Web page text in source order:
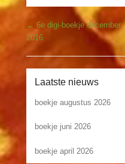
Bericht navigatie
← 6e digi-boekje december
2016
Laatste nieuws
boekje augustus 2026
boekje juni 2026
boekje april 2026